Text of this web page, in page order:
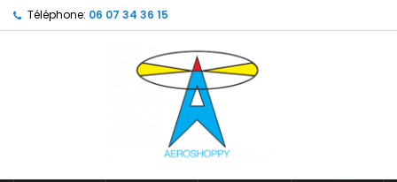
Téléphone: 06 07 34 36 15
My wishlists ×
Create new list
Créer une liste d'envies ×
Nom de la liste d'envies
Connexion ×
Vous devez être connecté pour ajouter des produits
Annuler